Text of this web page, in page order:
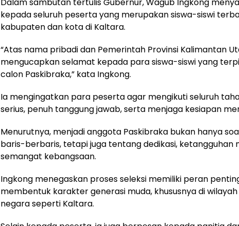
Dalam sambutan tertulis Gubernur, Wagub Ingkong
kepada seluruh peserta yang merupakan siswa-siswi
kabupaten dan kota di Kaltara.
“Atas nama pribadi dan Pemerintah Provinsi Kalimantan
mengucapkan selamat kepada para siswa-siswi yang
calon Paskibraka,” kata Ingkong.
Ia mengingatkan para peserta agar mengikuti seluruh
serius, penuh tanggung jawab, serta menjaga kesiapan
Menurutnya, menjadi anggota Paskibraka bukan hanya
baris-berbaris, tetapi juga tentang dedikasi, ketangguhan
semangat kebangsaan.
Ingkong menegaskan proses seleksi memiliki peran
membentuk karakter generasi muda, khususnya di
negara seperti Kaltara.